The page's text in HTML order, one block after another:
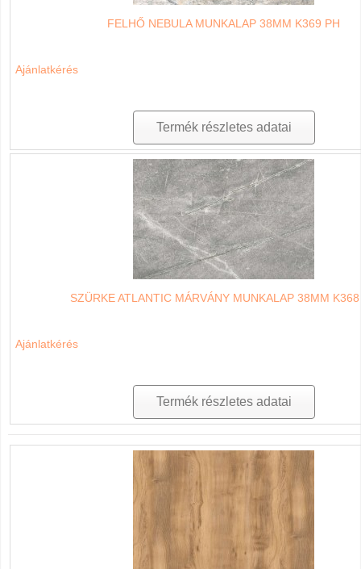
FELHŐ NEBULA MUNKALAP 38MM K369 PH
Ajánlatkérés
Termék részletes adatai
SZÜRKE ATLANTIC MÁRVÁNY MUNKALAP 38MM
Ajánlatkérés
Termék részletes adatai